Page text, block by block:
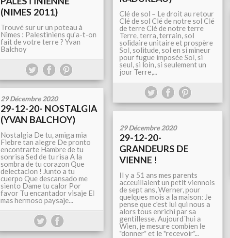
Clé de sol – Le droit au retour
Clé de sol Clé de notre sol Clé
de terre Clé de notre terre
Terre, terra, terrain, sol
solidaire unitaire et prospère
Sol, solitude, sol en si mineur
pour fugue imposée Sol, si
seul, si loin, si seulement un
jour Terre,...
(NIMES 2011)
Trouvé sur ur un poteau à
Nimes : Palestiniens qu'a-t-on
fait de votre terre ? Yvan
Balchoy
29 Décembre 2020
29-12-20- NOSTALGIA
(YVAN BALCHOY)
Nostalgia De tu, amiga mia
Fiebre tan alegre De pronto
encontrarte Hambre de tu
sonrisa Sed de tu risa A la
sombra de tu corazon Que
delectacion ! Junto a tu
cuerpo Que descansado me
siento Dame tu calor Por
favor Tu encantador visaje El
mas hermoso paysaje...
29 Décembre 2020
29-12-20-
GRANDEURS DE
VIENNE !
Il y a 51 ans mes parents
acceuillaient un petit viennois
de sept ans, Werner, pour
quelques mois a la maison: Je
pense que c'est lui qui nous a
alors tous enrichi par sa
gentillesse. Aujourd´hui a
Wien, je mesure combien le
"donner" et le "recevoir"...